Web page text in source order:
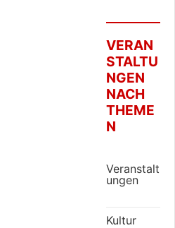
VERAN
STALTU
NGEN
NACH
THEME
N
Veranstalt
ungen
Kultur